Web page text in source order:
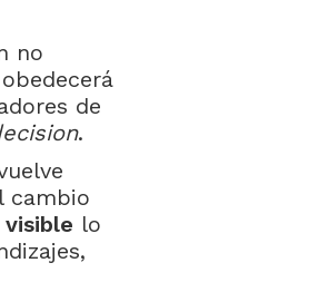
no
de
.
cambio
visible lo